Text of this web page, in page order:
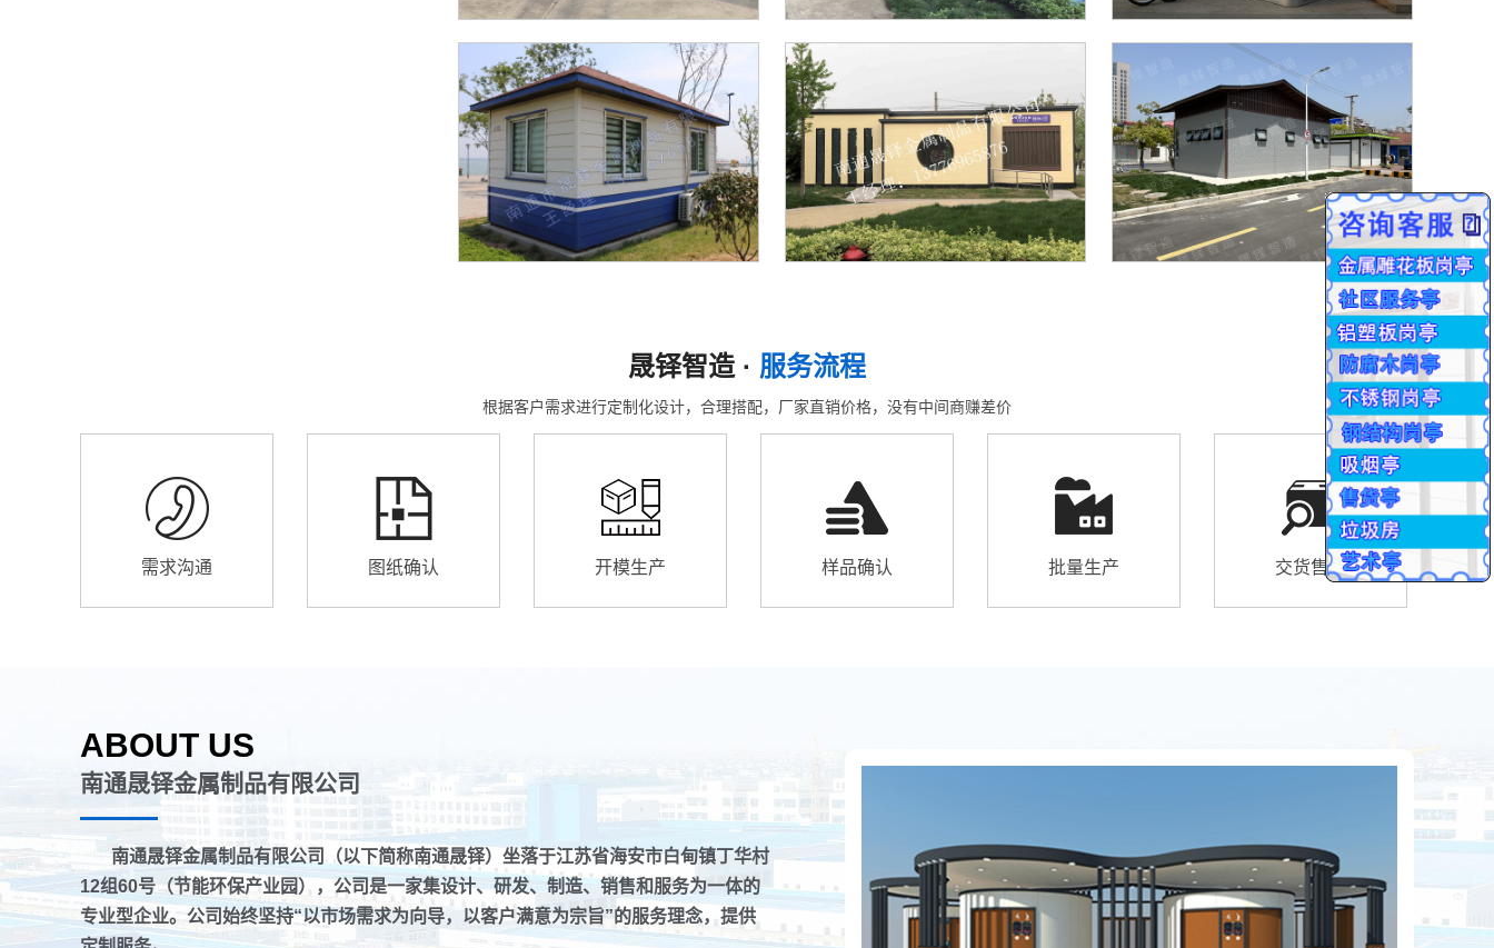
晟铎智造 · 服务流程
根据客户需求进行定制化设计，合理搭配，厂家直销价格，没有中间商赚差价
需求沟通 图纸确认 开模生产 样品确认 批量生产 交货售后
ABOUT US
南通晟铎金属制品有限公司
南通晟铎金属制品有限公司（以下简称南通晟铎）坐落于江苏省海安市白甸镇丁华村
12组60号（节能环保产业园），公司是一家集设计、研发、制造、销售和服务为一体的
专业型企业。公司始终坚持“以市场需求为向导，以客户满意为宗旨”的服务理念，提供